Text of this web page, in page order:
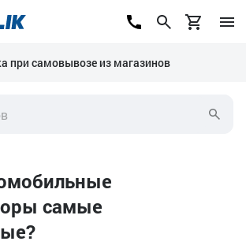
при самовывозе из магазинов
самые